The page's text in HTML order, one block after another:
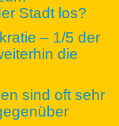
Stadt los?
– 1/5 der
die
sind oft sehr